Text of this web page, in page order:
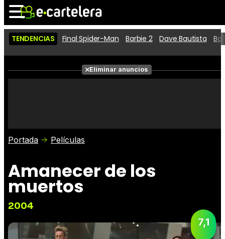
Noticias
Cartelera
Críticas
TENDENCIAS Final Spider-Man Barbie 2 Dave Bautista
Eliminar anuncios
Portada Películas
Amanecer de los
muertos
2004
7,1